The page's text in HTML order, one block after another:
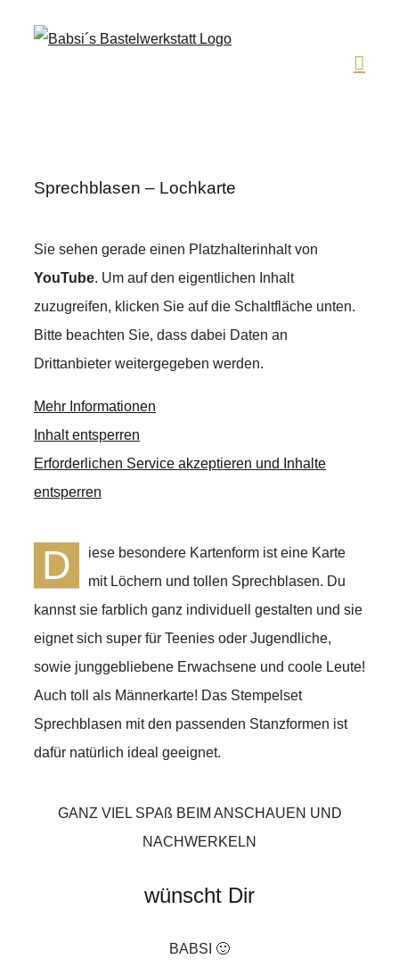
Sprechblasen – Lochkarte
Sie sehen gerade einen Platzhalterinhalt von
YouTube. Um auf den eigentlichen Inhalt
zuzugreifen, klicken Sie auf die Schaltfläche unten.
Bitte beachten Sie, dass dabei Daten an
Drittanbieter weitergegeben werden.
Mehr Informationen
Inhalt entsperren
Erforderlichen Service akzeptieren und Inhalte
entsperren
D
iese besondere Kartenform ist eine Karte
mit Löchern und tollen Sprechblasen. Du
kannst sie farblich ganz individuell gestalten und sie
eignet sich super für Teenies oder Jugendliche,
sowie junggebliebene Erwachsene und coole Leute!
Auch toll als Männerkarte! Das Stempelset
Sprechblasen mit den passenden Stanzformen ist
dafür natürlich ideal geeignet.
GANZ VIEL SPAß BEIM ANSCHAUEN UND
NACHWERKELN
wünscht Dir
BABSI 🙂